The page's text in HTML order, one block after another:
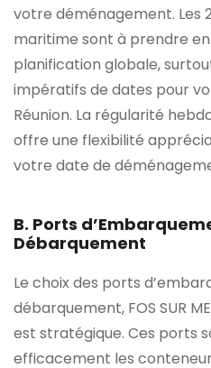
votre déménagement. Les
maritime sont à prendre
planification globale,
impératifs de dates pour
Réunion. La régularité
offre une flexibilité
votre date de
B. Ports
Débarquement
Le choix des ports
débarquement, FOS SUR
est stratégique. Ces ports
efficacement les